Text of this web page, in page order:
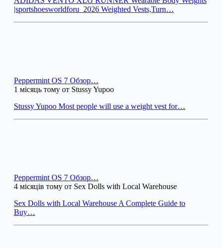
|sportshoesworldforu_2026 Weighted Vests,Turn…
Peppermint OS 7 Обзор…
1 місяць тому от Stussy Yupoo
Stussy Yupoo Most people will use a weight vest for…
Peppermint OS 7 Обзор…
4 місяців тому от Sex Dolls with Local Warehouse
Sex Dolls with Local Warehouse A Complete Guide to
Buy…